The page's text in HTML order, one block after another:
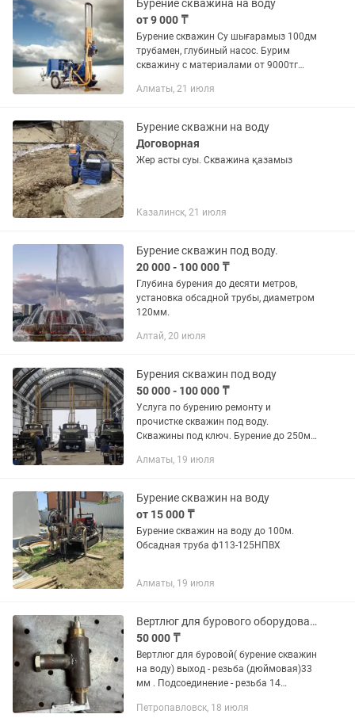
Бурение скважина на воду
от 9 000 ₸
Бурение скважин Су шығарамыз 100дм
трубамен, глубиный насос. Бурим
скважину с материалами от 9000тг
нужна хорошая и чистая вода на
Алматы, 21 июля
Бурение скважни на воду
Договорная
Жер асты суы. Скважина қазамыз
Казалинск, 21 июля
Бурение скважин под воду.
20 000 - 100 000 ₸
Глубина бурения до десяти метров,
установка обсадной трубы, диаметром
120мм.
Алтай, 20 июля
Бурения скважин под воду
50 000 - 100 000 ₸
Услуга по бурению ремонту и
прочистке скважин под воду.
Скважины под ключ. Бурение до 250м.
гарантии на скважину!
Алматы, 19 июля
Бурение скважин на воду
от 15 000 ₸
Бурение скважин на воду до 100м.
Обсадная труба ф113-125НПВХ
Алматы, 19 июля
Вертлюг для бурового оборудования
50 000 ₸
Вертлюг для буровой( бурение скважин
на воду) выход - резьба (дюймовая)33
мм . Подсоединение - резьба 14
миксера фиолент). 4 сальника, 2
Петропавловск, 18 июля